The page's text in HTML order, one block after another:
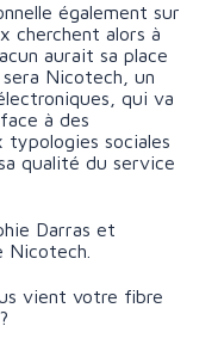
également sur
cherchent alors à
aurait sa place
Nicotech, un
qui va
à des
typologies sociales
qualité du service
Darras et
Nicotech.
vient votre fibre